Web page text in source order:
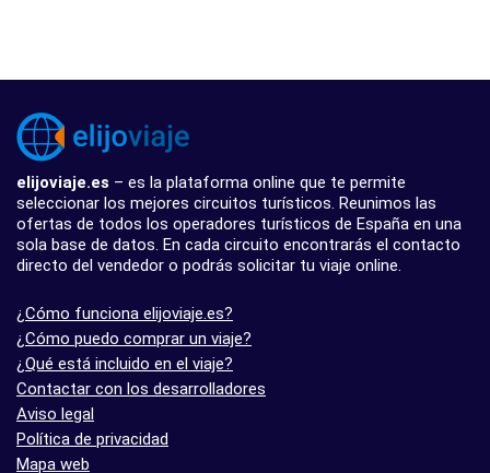
elijoviaje.es – es la plataforma online que te permite
seleccionar los mejores circuitos turísticos. Reunimos las
ofertas de todos los operadores turísticos de España en una
sola base de datos. En cada circuito encontrarás el contacto
directo del vendedor o podrás solicitar tu viaje online.
¿Cómo funciona elijoviaje.es?
¿Cómo puedo comprar un viaje?
¿Qué está incluido en el viaje?
Contactar con los desarrolladores
Aviso legal
Política de privacidad
Mapa web